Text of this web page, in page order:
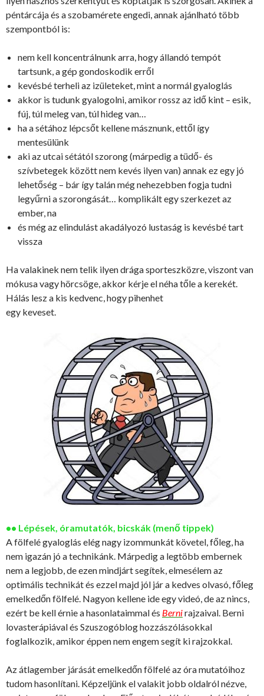
péntárcája és a szobamérete engedi, annak ajánlható több
szempontból is:
nem kell koncentrálnunk arra, hogy állandó tempót
tartsunk, a gép gondoskodik erről
kevésbé terheli az izületeket, mint a normál gyaloglás
akkor is tudunk gyalogolni, amikor rossz az idő kint – esik,
fúj, túl meleg van, túl hideg van…
ha a sétához lépcsőt kellene másznunk, ettől így
mentesülünk
aki az utcai sétától szorong (márpedig a tüdő- és
szívbetegek között nem kevés ilyen van) annak ez egy jó
lehetőség – bár így talán még nehezebben fogja tudni
legyűrni a szorongását… komplikált egy szerkezet az
ember, na
és még az elindulást akadályozó lustaság is kevésbé tart
vissza
Ha valakinek nem telik ilyen drága sporteszközre, viszont van
mókusa vagy hörcsöge, akkor kérje el néha tőle a kerekét.
Hálás lesz a kis kedvenc, hogy pihenhet
egy keveset.
•• Lépések, óramutatók, bicskák (menő tippek)
A fölfelé gyaloglás elég nagy izommunkát követel, főleg, ha
nem igazán jó a technikánk. Márpedig a legtöbb embernek
nem a legjobb, de ezen mindjárt segítek, elmesélem az
optimális technikát és ezzel majd jól jár a kedves olvasó, főleg
emelkedőn fölfelé. Nagyon kellene ide egy videó, de az nincs,
ezért be kell érnie a hasonlataimmal és Bernirajzaival. Berni
lovasterápiával és Szuszogóblog hozzászólásokkal
foglalkozik, amikor éppen nem engem segít ki rajzokkal.
Az átlagember járását emelkedőn fölfelé az óra mutatóihoz
tudom hasonlítani. Képzeljünk el valakit jobb oldalról nézve,